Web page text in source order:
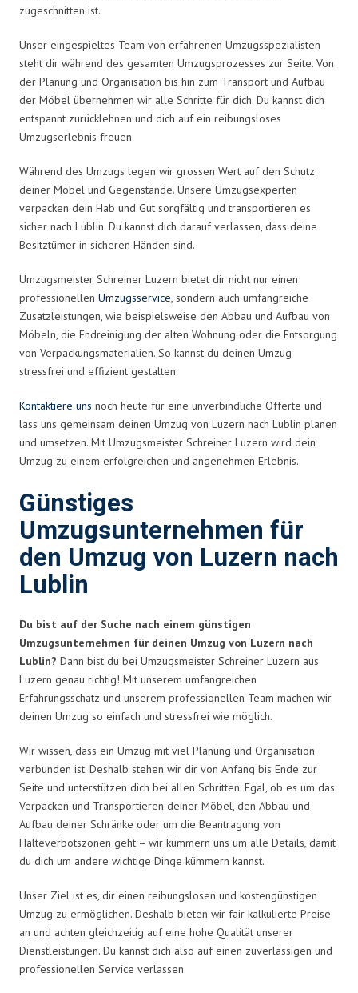
zugeschnitten ist.
Unser eingespieltes Team von erfahrenen Umzugsspezialisten
steht dir während des gesamten Umzugsprozesses zur Seite. Von
der Planung und Organisation bis hin zum Transport und Aufbau
der Möbel übernehmen wir alle Schritte für dich. Du kannst dich
entspannt zurücklehnen und dich auf ein reibungsloses
Umzugserlebnis freuen.
Während des Umzugs legen wir grossen Wert auf den Schutz
deiner Möbel und Gegenstände. Unsere Umzugsexperten
verpacken dein Hab und Gut sorgfältig und transportieren es
sicher nach Lublin. Du kannst dich darauf verlassen, dass deine
Besitztümer in sicheren Händen sind.
Umzugsmeister Schreiner Luzern bietet dir nicht nur einen
professionellen Umzugsservice, sondern auch umfangreiche
Zusatzleistungen, wie beispielsweise den Abbau und Aufbau von
Möbeln, die Endreinigung der alten Wohnung oder die Entsorgung
von Verpackungsmaterialien. So kannst du deinen Umzug
stressfrei und effizient gestalten.
Kontaktiere uns noch heute für eine unverbindliche Offerte und
lass uns gemeinsam deinen Umzug von Luzern nach Lublin planen
und umsetzen. Mit Umzugsmeister Schreiner Luzern wird dein
Umzug zu einem erfolgreichen und angenehmen Erlebnis.
Günstiges
Umzugsunternehmen für
den Umzug von Luzern nach
Lublin
Du bist auf der Suche nach einem günstigen
Umzugsunternehmen für deinen Umzug von Luzern nach
Lublin? Dann bist du bei Umzugsmeister Schreiner Luzern aus
Luzern genau richtig! Mit unserem umfangreichen
Erfahrungsschatz und unserem professionellen Team machen wir
deinen Umzug so einfach und stressfrei wie möglich.
Wir wissen, dass ein Umzug mit viel Planung und Organisation
verbunden ist. Deshalb stehen wir dir von Anfang bis Ende zur
Seite und unterstützen dich bei allen Schritten. Egal, ob es um das
Verpacken und Transportieren deiner Möbel, den Abbau und
Aufbau deiner Schränke oder um die Beantragung von
Halteverbotszonen geht – wir kümmern uns um alle Details, damit
du dich um andere wichtige Dinge kümmern kannst.
Unser Ziel ist es, dir einen reibungslosen und kostengünstigen
Umzug zu ermöglichen. Deshalb bieten wir fair kalkulierte Preise
an und achten gleichzeitig auf eine hohe Qualität unserer
Dienstleistungen. Du kannst dich also auf einen zuverlässigen und
professionellen Service verlassen.